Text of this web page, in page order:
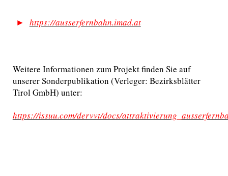
► https://ausserfernbahn.imad.at
Weitere Informationen zum Projekt finden Sie auf
unserer Sonderpublikation (Verleger: Bezirksblätter
Tirol GmbH) unter:
https://issuu.com/dervvt/docs/